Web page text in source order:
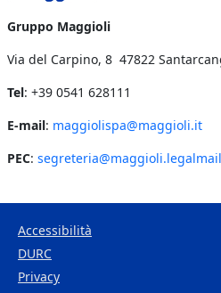
Gruppo Maggioli
Via del Carpino, 8 47822
Tel: +39 0541 628111
E-mail: maggiolispa@maggioli.it
PEC:
Footer Bottom
Accessibilità
DURC
Privacy